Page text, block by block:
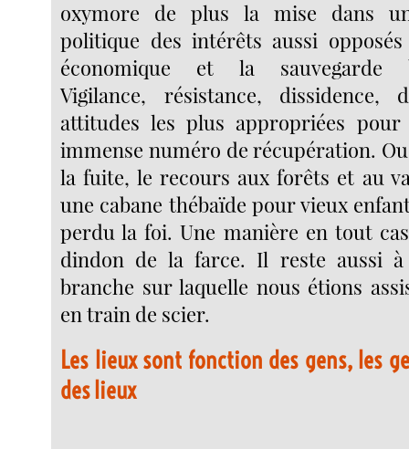
oxymore de plus la mise dans
politique des intérêts aussi
économique et la sauvegarde
Vigilance, résistance, dissidence,
attitudes les plus appropriées
immense numéro de récupération.
la fuite, le recours aux forêts et au
une cabane thébaïde pour vieux
perdu la foi. Une manière en tout
dindon de la farce. Il reste aussi
branche sur laquelle nous étions
en train de scier.
Les lieux sont fonction des gens, les
des lieux